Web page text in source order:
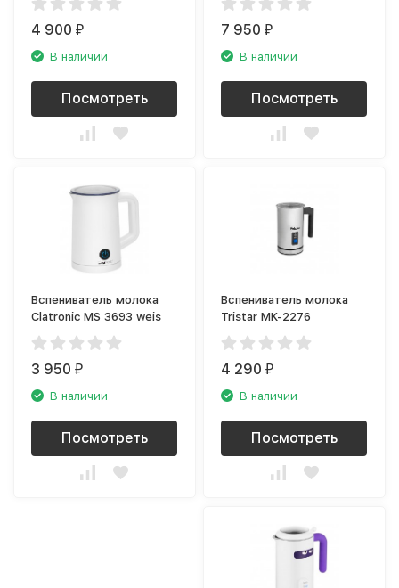
4 900₽
В наличии
Посмотреть
7 950₽
В наличии
Посмотреть
Вспениватель молока
Clatronic MS 3693 weis
3 950₽
В наличии
Посмотреть
Вспениватель молока
Tristar MK-2276
4 290₽
В наличии
Посмотреть